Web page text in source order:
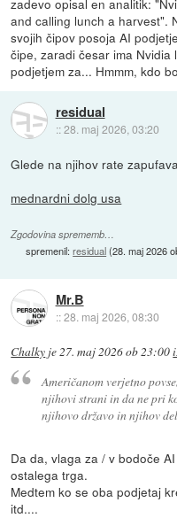
zadevo opisal en analitik:
and calling lunch a harvest".
svojih čipov posoja AI
čipe, zaradi česar ima
podjetjem za... Hmmm, kdo
residual
::28. maj 2026, 03:20
Glede na njihov rate
mednardni dolg usa
Zgodovina sprememb…
spremenil:residual(28. maj 2026
Mr.B
::28. maj 2026, 08:30
Chalky je27. maj 2026 ob 23:00
Američanom verjetno
njihovi strani in da ne pri
njihovo državo in njihov
Da da, vlaga za / v bodoče
ostalega trga.
Medtem ko se oba podjetaj
itd....